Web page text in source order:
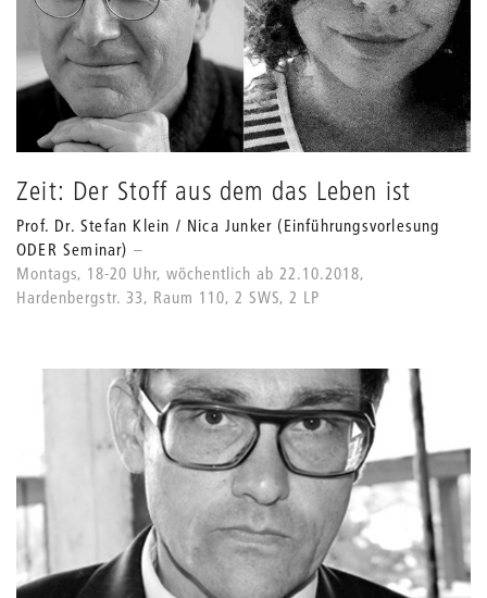
Zeit: Der Stoff aus dem das Leben ist
Prof. Dr. Stefan Klein / Nica Junker (Einführungsvorlesung
ODER Seminar)
Montags, 18-20 Uhr, wöchentlich ab 22.10.2018,
Hardenbergstr. 33, Raum 110, 2 SWS, 2 LP